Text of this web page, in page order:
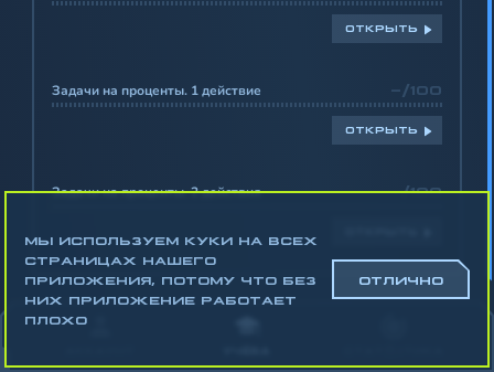
ОТКРЫТЬ
Задачи на проценты. 1 действие -/100
ОТКРЫТЬ
Задачи на проценты. 2 действия -/100
Математика
Геометрия
МЫ ИСПОЛЬЗУЕМ КУКИ НА ВСЕХ
СТРАНИЦАХ НАШЕГО
ПРИЛОЖЕНИЯ, ПОТОМУ ЧТО БЕЗ
НИХ ПРИЛОЖЕНИЕ РАБОТАЕТ
ПЛОХО
ОТЛИЧНО